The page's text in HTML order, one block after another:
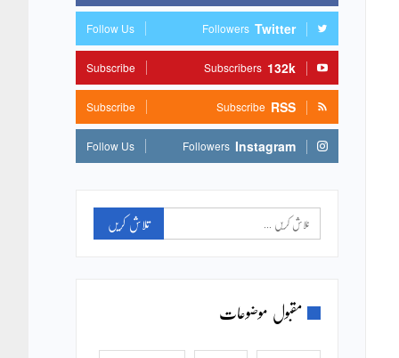
Twitter
Followers
Follow Us
132k
Subscribers
Subscribe
RSS
Subscribe
Subscribe
Instagram
Followers
Follow Us
مقبول موضوعات